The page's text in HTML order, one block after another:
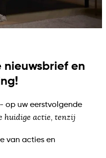
nieuwsbrief en
op uw eerstvolgende
huidige actie, tenzij
van acties en